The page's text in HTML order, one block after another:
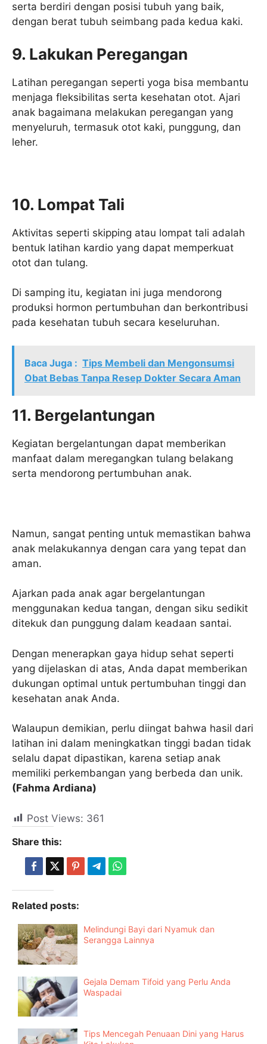
serta berdiri dengan posisi tubuh yang baik,
dengan berat tubuh seimbang pada kedua kaki.
9. Lakukan Peregangan
Latihan peregangan seperti yoga bisa membantu
menjaga fleksibilitas serta kesehatan otot. Ajari
anak bagaimana melakukan peregangan yang
menyeluruh, termasuk otot kaki, punggung, dan
leher.
10. Lompat Tali
Aktivitas seperti skipping atau lompat tali adalah
bentuk latihan kardio yang dapat memperkuat
otot dan tulang.
Di samping itu, kegiatan ini juga mendorong
produksi hormon pertumbuhan dan berkontribusi
pada kesehatan tubuh secara keseluruhan.
Baca Juga : Tips Membeli dan Mengonsumsi
Obat Bebas Tanpa Resep Dokter Secara Aman
11. Bergelantungan
Kegiatan bergelantungan dapat memberikan
manfaat dalam meregangkan tulang belakang
serta mendorong pertumbuhan anak.
Namun, sangat penting untuk memastikan bahwa
anak melakukannya dengan cara yang tepat dan
aman.
Ajarkan pada anak agar bergelantungan
menggunakan kedua tangan, dengan siku sedikit
ditekuk dan punggung dalam keadaan santai.
Dengan menerapkan gaya hidup sehat seperti
yang dijelaskan di atas, Anda dapat memberikan
dukungan optimal untuk pertumbuhan tinggi dan
kesehatan anak Anda.
Walaupun demikian, perlu diingat bahwa hasil dari
latihan ini dalam meningkatkan tinggi badan tidak
selalu dapat dipastikan, karena setiap anak
memiliki perkembangan yang berbeda dan unik.
(Fahma Ardiana)
Post Views: 361
Share this:
Related posts:
Melindungi Bayi dari Nyamuk dan
Serangga Lainnya
Gejala Demam Tifoid yang Perlu Anda
Waspadai
Tips Mencegah Penuaan Dini yang Harus